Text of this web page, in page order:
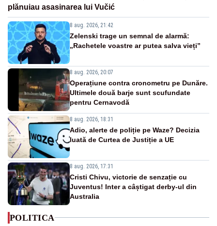
plănuiau asasinarea lui Vučić
8 aug. 2026, 21:42
Zelenski trage un semnal de alarmă:
„Rachetele voastre ar putea salva vieți”
8 aug. 2026, 20:07
Operațiune contra cronometru pe Dunăre.
Ultimele două barje sunt scufundate
pentru Cernavodă
8 aug. 2026, 18:31
Adio, alerte de poliție pe Waze? Decizia
luată de Curtea de Justiție a UE
8 aug. 2026, 17:31
Cristi Chivu, victorie de senzație cu
Juventus! Inter a câștigat derby-ul din
Australia
POLITICA